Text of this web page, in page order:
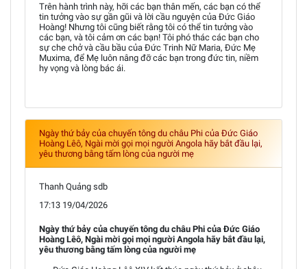
Trên hành trình này, hỡi các bạn thân mến, các bạn có thể
tin tưởng vào sự gần gũi và lời cầu nguyện của Đức Giáo
Hoàng! Nhưng tôi cũng biết rằng tôi có thể tin tưởng vào
các bạn, và tôi cảm ơn các bạn! Tôi phó thác các bạn cho
sự che chở và cầu bầu của Đức Trinh Nữ Maria, Đức Mẹ
Muxima, để Mẹ luôn nâng đỡ các bạn trong đức tin, niềm
hy vọng và lòng bác ái.
Ngày thứ bảy của chuyến tông du châu Phi của Đức Giáo
Hoàng Lêô, Ngài mời gọi mọi người Angola hãy bắt đầu lại,
yêu thương bằng tấm lòng của người mẹ
Thanh Quảng sdb
17:13 19/04/2026
Ngày thứ bảy của chuyến tông du châu Phi của Đức Giáo
Hoàng Lêô, Ngài mời gọi mọi người Angola hãy bắt đầu lại,
yêu thương bằng tấm lòng của người mẹ